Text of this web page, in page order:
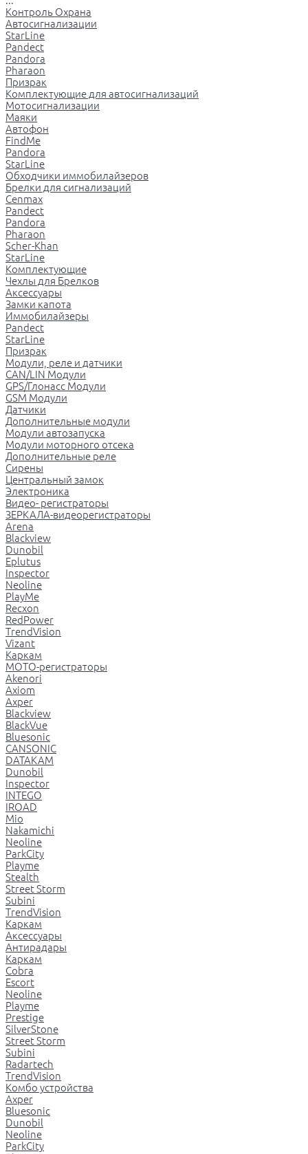
Контроль Охрана
Автосигнализации
StarLine
Pandect
Pandora
Pharaon
Призрак
Комплектующие для автосигнализаций
Мотосигнализации
Маяки
Автофон
FindMe
Pandora
StarLine
Обходчики иммобилайзеров
Брелки для сигнализаций
Cenmax
Pandect
Pandora
Pharaon
Scher-Khan
StarLine
Комплектующие
Чехлы для Брелков
Аксессуары
Замки капота
Иммобилайзеры
Pandect
StarLine
Призрак
Модули, реле и датчики
CAN/LIN Модули
GPS/Глонасс Модули
GSM Модули
Датчики
Дополнительные модули
Модули автозапуска
Модули моторного отсека
Дополнительные реле
Сирены
Центральный замок
Электроника
Видео- регистраторы
ЗЕРКАЛА-видеорегистраторы
Arena
Blackview
Dunobil
Eplutus
Inspector
Neoline
PlayMe
Recxon
RedPower
TrendVision
Vizant
Каркам
МОТО-регистраторы
Akenori
Axiom
Axper
Blackview
BlackVue
Bluesonic
CANSONIC
DATAKAM
Dunobil
Inspector
INTEGO
IROAD
Mio
Nakamichi
Neoline
ParkCity
Playme
Stealth
Street Storm
Subini
TrendVision
Каркам
Аксессуары
Антирадары
Каркам
Cobra
Escort
Neoline
Playme
Prestige
SilverStone
Street Storm
Subini
Radartech
TrendVision
Комбо устройства
Axper
Bluesonic
Dunobil
Neoline
ParkCity